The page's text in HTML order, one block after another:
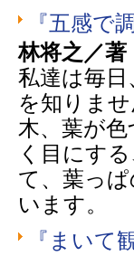
『五感で
林将之／
私達は毎
を知りま
木、葉が
く目にす
て、葉っ
います。
『まい